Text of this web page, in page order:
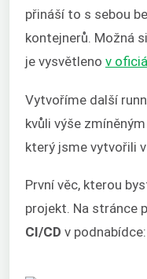
přináší to s sebou
kontejnerů. Možná
je vysvětleno v
Vytvoříme další
kvůli výše
který jsme vytvořili
První věc, kterou
projekt. Na stránce
CI/CD v podnabídce: